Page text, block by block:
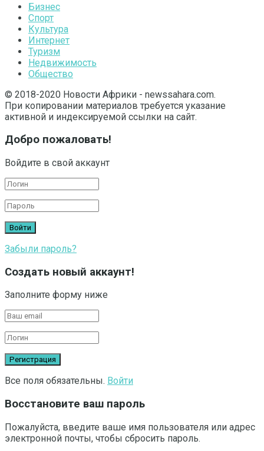
Бизнес
Спорт
Культура
Интернет
Туризм
Недвижимость
Общество
© 2018-2020 Новости Африки - newssahara.com.
При копировании материалов требуется указание
активной и индексируемой ссылки на сайт.
Добро пожаловать!
Войдите в свой аккаунт
Забыли пароль?
Создать новый аккаунт!
Заполните форму ниже
Все поля обязательны. Войти
Восстановите ваш пароль
Пожалуйста, введите ваше имя пользователя или адрес
электронной почты, чтобы сбросить пароль.